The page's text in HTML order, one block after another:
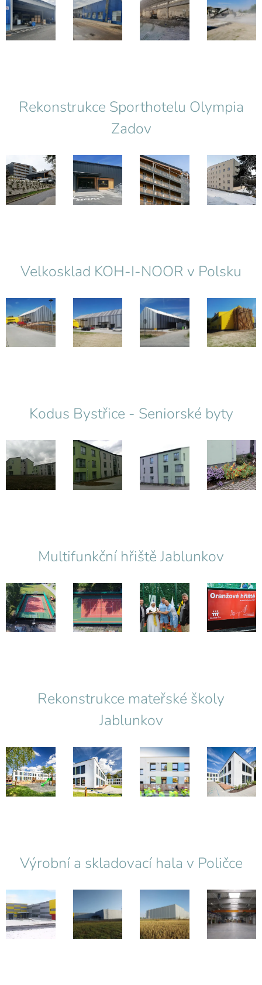
Rekonstrukce Sporthotelu Olympia
Zadov
Velkosklad KOH-I-NOOR v Polsku
Kodus Bystřice - Seniorské byty
Multifunkční hřiště Jablunkov
Rekonstrukce mateřské školy
Jablunkov
Výrobní a skladovací hala v Poličce